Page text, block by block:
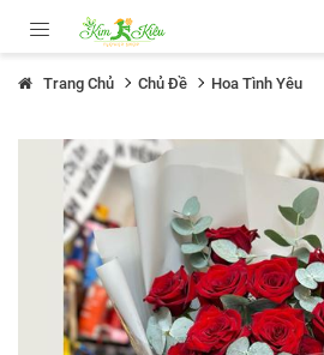
Trang Chủ Chủ Đề Hoa Tình Yêu